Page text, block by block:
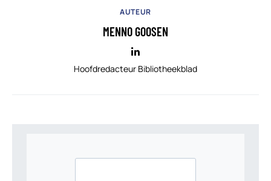
AUTEUR
MENNO GOOSEN
Hoofdredacteur Bibliotheekblad